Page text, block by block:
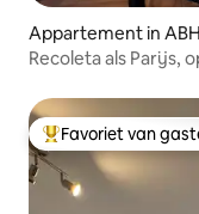
Appartement in ABH
Recoleta als Parijs,
Topfavoriet van
Favoriet van